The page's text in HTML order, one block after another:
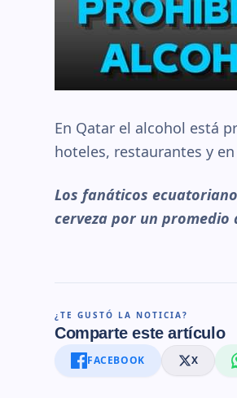
En Qatar el alcohol está
hoteles, restaurantes y en
Los fanáticos
cerveza por un promedio
¿TE GUSTÓ LA NOTICIA?
Comparte este artículo
FACEBOOK X